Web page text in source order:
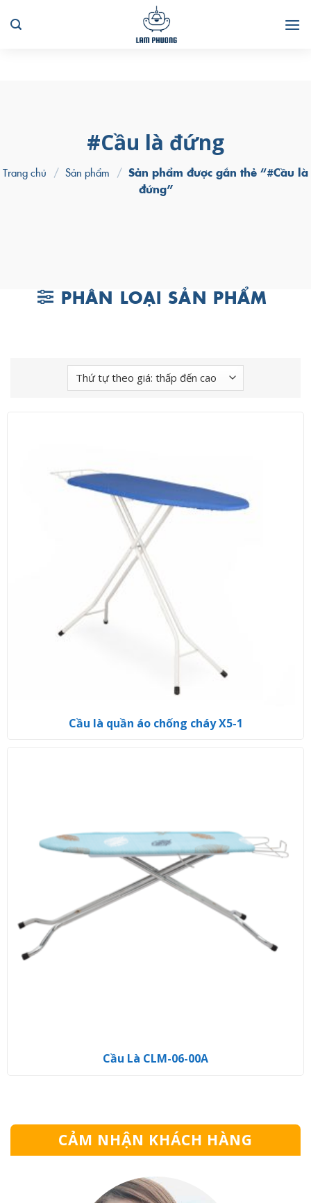
to
#Cầu là đứng
Trang chủ / Sản phẩm / Sản phẩm được gắn thẻ “#Cầu là
đứng”
PHÂN LOẠI SẢN PHẨM
Cầu là quần áo chống cháy X5-1
Cầu Là CLM-06-00A
CẢM NHẬN KHÁCH HÀNG